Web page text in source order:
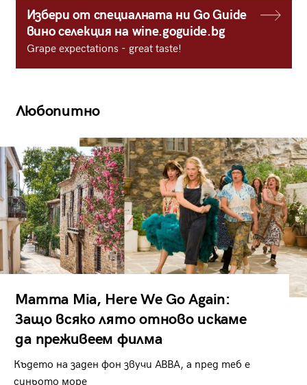
Избери от специалната ни Go Guide
вино селекция на wine.goguide.bg
Grape expectations - great taste!
Любопитно
Mamma Mia, Here We Go Again:
Защо всяко лято отново искаме
да преживеем филма
Където на заден фон звучи ABBA, а пред теб е
синьото море